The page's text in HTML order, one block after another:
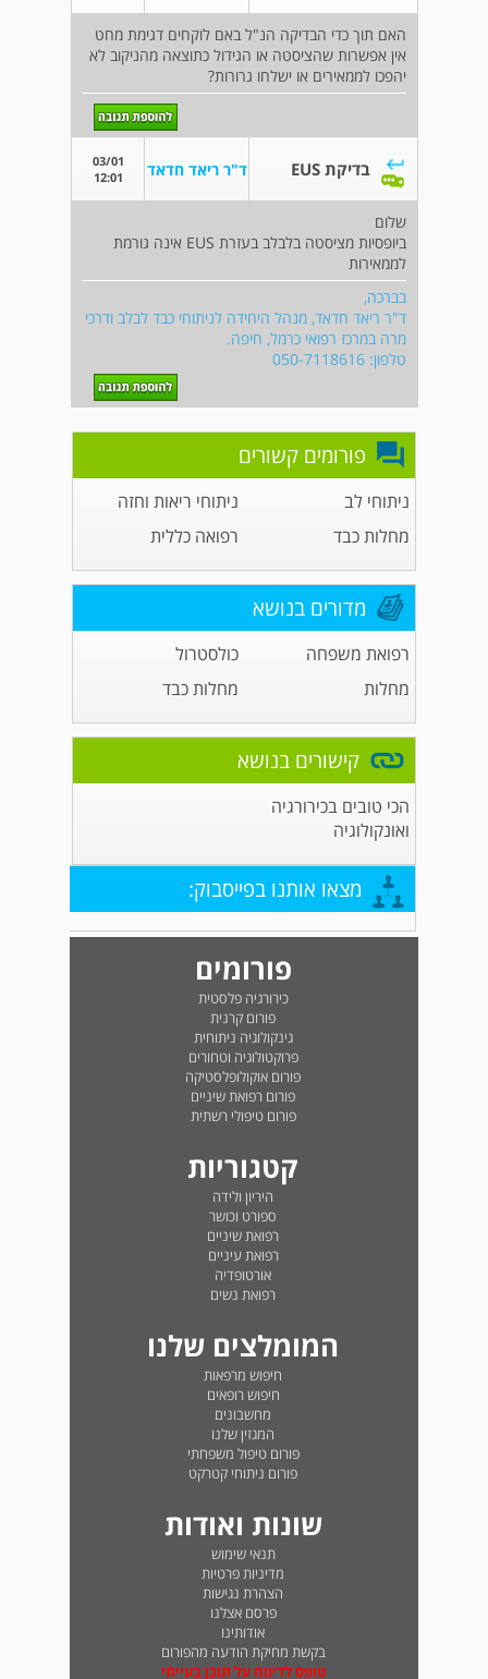
האם תוך כדי הבדיקה הנ"ל באם לוקחים דגימת מחט
אין אפשרות שהציסטה או הגידול כתוצאה מהניקוב לא
יהפכו לממאירים או ישלחו גרורות?
בדיקת EUS ד"ר ריאד חדאד
03/01
12:01
שלום
ביופסיות מציסטה בלבלב בעזרת EUS אינה גורמת
לממאירות
בברכה,
ד"ר ריאד חדאד, מנהל היחידה לניתוחי כבד לבלב ודרכי
מרה במרכז רפואי כרמל, חיפה.
טלפון: 050-7118616
פורומים קשורים
ניתוחי לב
ניתוחי ריאות וחזה
מחלות כבד
רפואה כללית
מדורים בנושא
רפואת משפחה
כולסטרול
מחלות
מחלות כבד
קישורים בנושא
הכי טובים בכירורגיה
ואונקולוגיה
מצאו אותנו בפייסבוק:
פורומים
כירורגיה פלסטית
פורום קרנית
גינקולוגיה ניתוחית
פרוקטולוגיה וטחורים
פורום אוקולופלסטיקה
פורום רפואת שיניים
פורום טיפולי רשתית
קטגוריות
היריון ולידה
ספורט וכושר
רפואת שיניים
רפואת עיניים
אורטופדיה
רפואת נשים
המומלצים שלנו
חיפוש מרפאות
חיפוש רופאים
מחשבונים
המגזין שלנו
פורום טיפול משפחתי
פורום ניתוחי קטרקט
שונות ואודות
תנאי שימוש
מדיניות פרטיות
הצהרת נגישות
פרסם אצלנו
אודותינו
בקשת מחיקת הודעה מהפורום
טופס לדיווח על תוכן בעייתי